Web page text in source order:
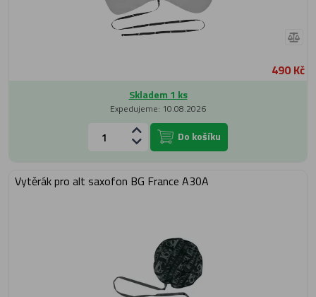
490 Kč
Skladem 1 ks
Expedujeme: 10.08.2026
Do košíku
Vytěrák pro alt saxofon BG France A30A